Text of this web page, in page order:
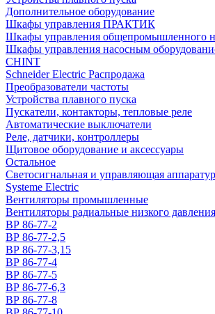
Дополнительное оборудование
Шкафы управления ПРАКТИК
Шкафы управления общепромышленного
Шкафы управления насосным
CHINT
Schneider Electric Распродажа
Преобразователи частоты
Устройства плавного пуска
Пускатели, контакторы, тепловые реле
Автоматические выключатели
Реле, датчики, контроллеры
Щитовое оборудование и аксессуары
Остальное
Светосигнальная и управляющая
Systeme Electric
Вентиляторы промышленные
Вентиляторы радиальные низкого давления
ВР 86-77-2
ВР 86-77-2,5
ВР 86-77-3,15
ВР 86-77-4
ВР 86-77-5
ВР 86-77-6,3
ВР 86-77-8